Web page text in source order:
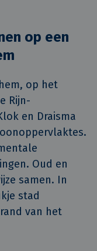
op een
op het
Rijn-
en Draisma
Oud en
samen. In
stad
van het